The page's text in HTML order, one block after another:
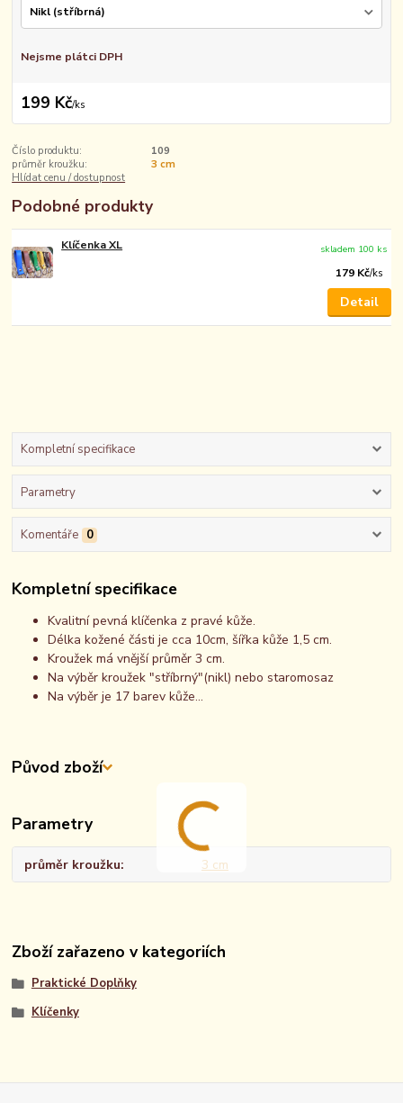
Nejsme plátci DPH
199 Kč/ks
Číslo produktu:
109
průměr kroužku:
3 cm
Hlídat cenu / dostupnost
Podobné produkty
Klíčenka XL
179 Kč/ks
skladem 100 ks
Detail
Kompletní specifikace
Parametry
Komentáře 0
Kompletní specifikace
Kvalitní pevná klíčenka z pravé kůže.
Délka kožené části je cca 10cm, šířka kůže 1,5 cm.
Kroužek má vnější průměr 3 cm.
Na výběr kroužek "stříbrný"(nikl) nebo staromosaz
Na výběr je 17 barev kůže...
Původ zboží
Parametry
průměr kroužku 3 cm
Zboží zařazeno v kategoriích
Praktické Doplňky
Klíčenky